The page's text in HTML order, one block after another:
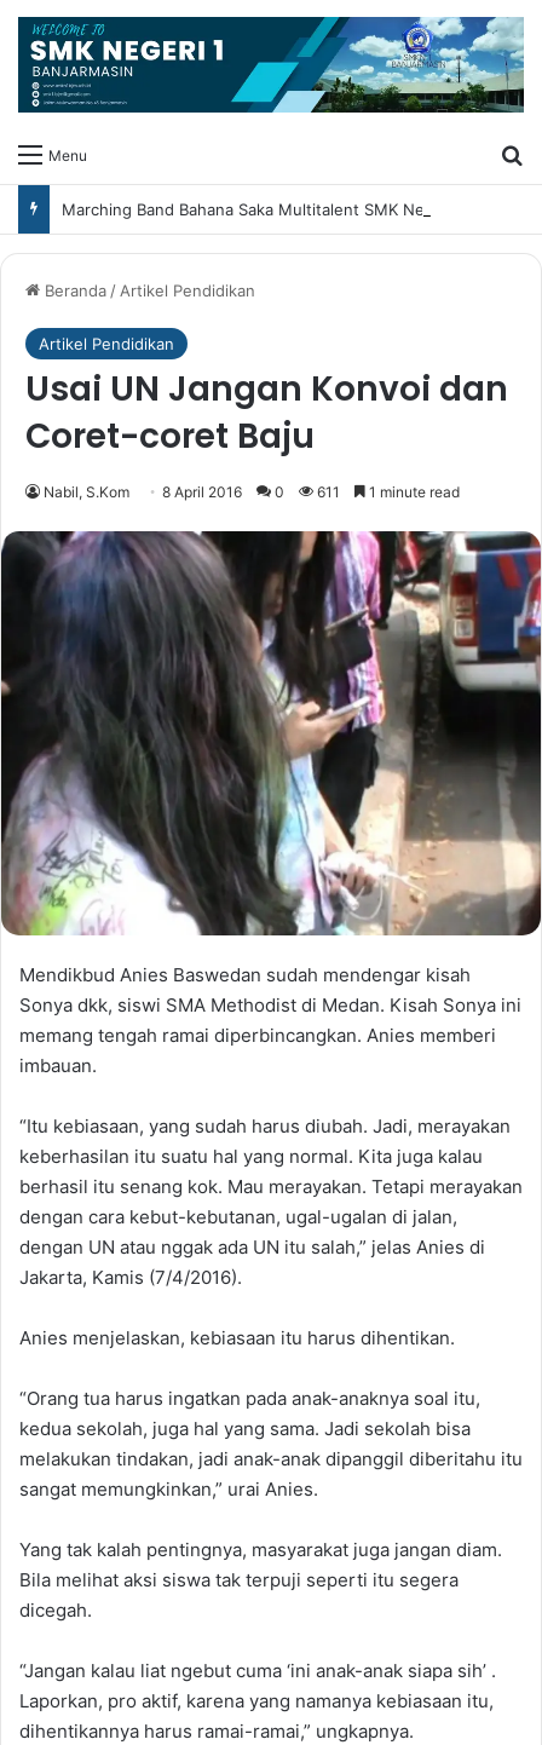
Menu
Beranda/Artikel Pendidikan
Artikel Pendidikan
Usai UN Jangan Konvoi dan
Coret-coret Baju
Nabil, S.Kom 8 April 2016 0 611 1 minute read
Mendikbud Anies Baswedan sudah mendengar kisah
Sonya dkk, siswi SMA Methodist di Medan. Kisah Sonya ini
memang tengah ramai diperbincangkan. Anies memberi
imbauan.
“Itu kebiasaan, yang sudah harus diubah. Jadi, merayakan
keberhasilan itu suatu hal yang normal. Kita juga kalau
berhasil itu senang kok. Mau merayakan. Tetapi merayakan
dengan cara kebut-kebutanan, ugal-ugalan di jalan,
dengan UN atau nggak ada UN itu salah,” jelas Anies di
Jakarta, Kamis (7/4/2016).
Anies menjelaskan, kebiasaan itu harus dihentikan.
“Orang tua harus ingatkan pada anak-anaknya soal itu,
kedua sekolah, juga hal yang sama. Jadi sekolah bisa
melakukan tindakan, jadi anak-anak dipanggil diberitahu itu
sangat memungkinkan,” urai Anies.
Yang tak kalah pentingnya, masyarakat juga jangan diam.
Bila melihat aksi siswa tak terpuji seperti itu segera
dicegah.
“Jangan kalau liat ngebut cuma ‘ini anak-anak siapa sih’ .
Laporkan, pro aktif, karena yang namanya kebiasaan itu,
dihentikannya harus ramai-ramai,” ungkapnya.